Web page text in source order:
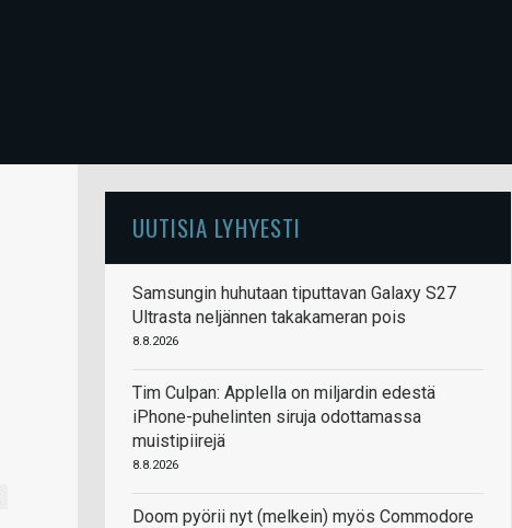
UUTISIA LYHYESTI
Samsungin huhutaan tiputtavan Galaxy S27
Ultrasta neljännen takakameran pois
8.8.2026
Tim Culpan: Applella on miljardin edestä
iPhone-puhelinten siruja odottamassa
muistipiirejä
8.8.2026
Doom pyörii nyt (melkein) myös Commodore